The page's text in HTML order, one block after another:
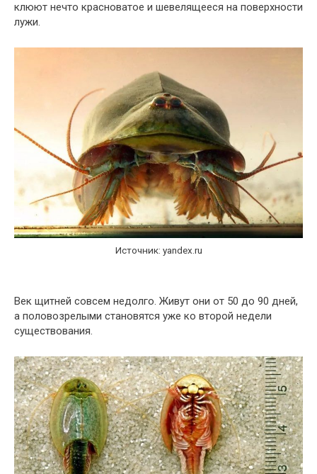
клюют нечто красноватое и шевелящееся на поверхности
лужи.
Источник: yandex.ru
Век щитней совсем недолго. Живут они от 50 до 90 дней,
а половозрелыми становятся уже ко второй недели
существования.